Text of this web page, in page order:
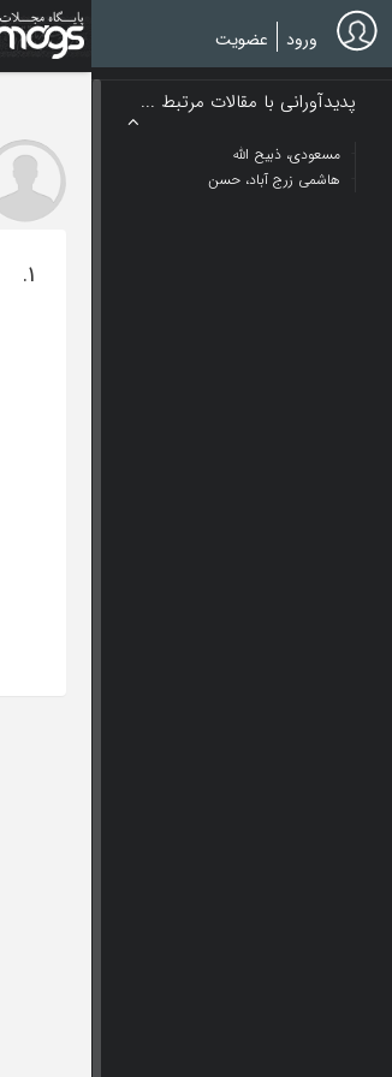
Skip
to
main
ورود عضویت
پدیدآورانی با مقالات مرتبط ...
مسعودی، ذبیح الله
هاشمی زرج آباد، حسن
1.